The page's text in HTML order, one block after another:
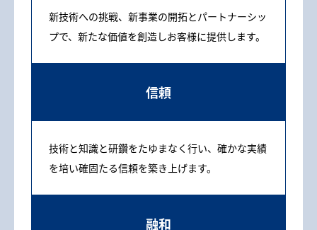
新技術への挑戦、新事業の開拓とパートナーシッ
プで、新たな価値を創造しお客様に提供します。
信頼
技術と知識と研鑽をたゆまなく行い、確かな実績
を培い確固たる信頼を築き上げます。
融和